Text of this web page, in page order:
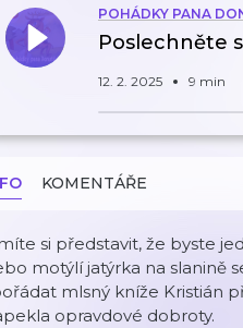
POHÁDKY PANA
Poslechněte
12. 2. 2025 9 min
KOMENTÁŘE
si představit, že byste
motýlí jatýrka na slanině
mlsný kníže Kristián
opravdové dobroty.